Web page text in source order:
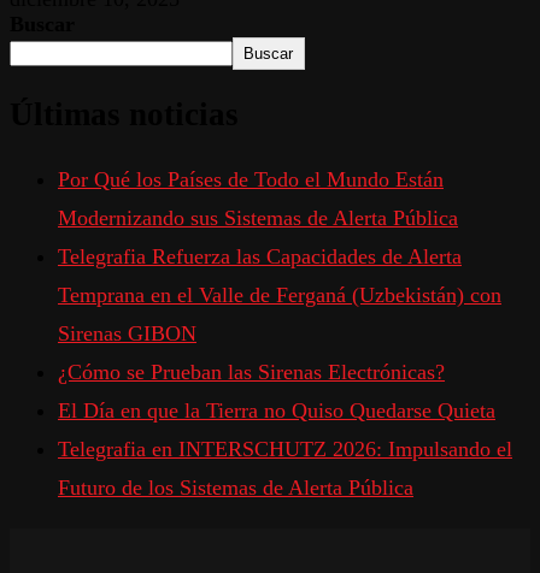
Buscar
Por Qué los Países de Todo el Mundo Están
Modernizando sus Sistemas de Alerta Pública
Telegrafia Refuerza las Capacidades de Alerta
Temprana en el Valle de Ferganá (Uzbekistán) con
Sirenas GIBON
¿Cómo se Prueban las Sirenas Electrónicas?
El Día en que la Tierra no Quiso Quedarse Quieta
Telegrafia en INTERSCHUTZ 2026: Impulsando el
Futuro de los Sistemas de Alerta Pública